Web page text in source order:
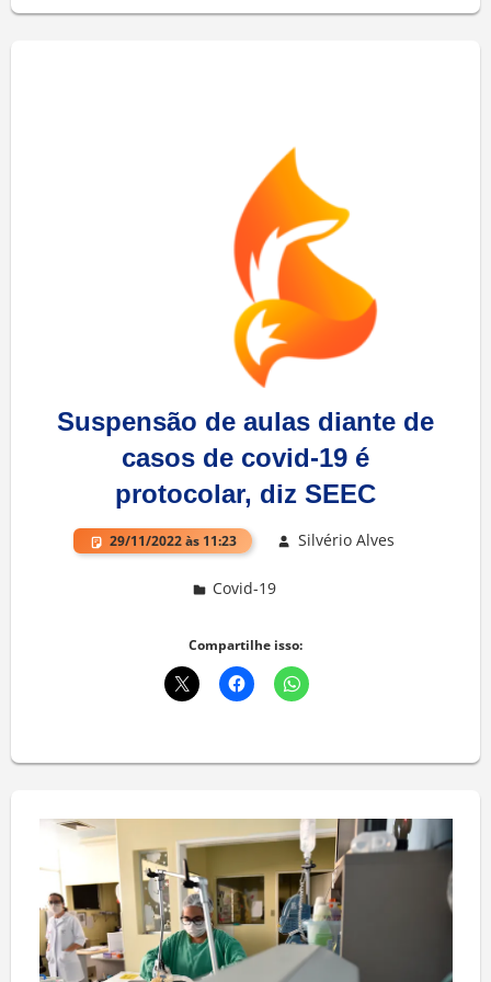
Suspensão de aulas diante de
casos de covid-19 é
protocolar, diz SEEC
29/11/2022 às 11:23 Silvério Alves
Covid-19
Compartilhe isso: